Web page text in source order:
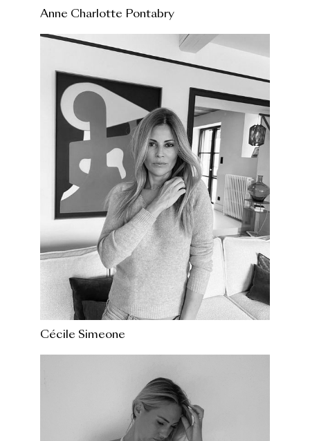
Anne Charlotte Pontabry
Cécile Simeone